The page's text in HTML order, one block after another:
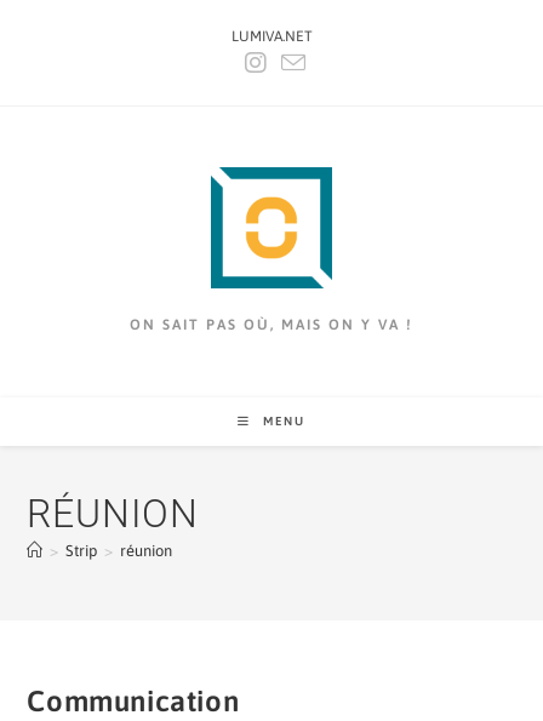
LUMIVA.NET
ON SAIT PAS OÙ, MAIS ON Y VA !
MENU
RÉUNION
> Strip > réunion
Communication